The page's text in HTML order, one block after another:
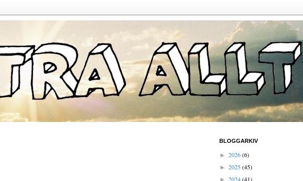
BLOGGARKIV
► 2026(6)
► 2025(45)
► 2024(41)